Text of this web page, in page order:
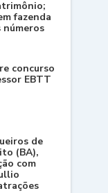
fazenda
números
concurso
EBTT
de
(BA),
com